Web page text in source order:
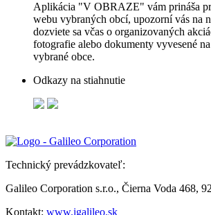
Aplikácia "V OBRAZE" vám prináša
webu vybraných obcí, upozorní vás na
dozviete sa včas o organizovaných
fotografie alebo dokumenty vyvesené
vybrané obce.
Odkazy na stiahnutie
Technický prevádzkovateľ:
Galileo Corporation s.r.o., Čierna Voda 468,
Kontakt: www.igalileo.sk